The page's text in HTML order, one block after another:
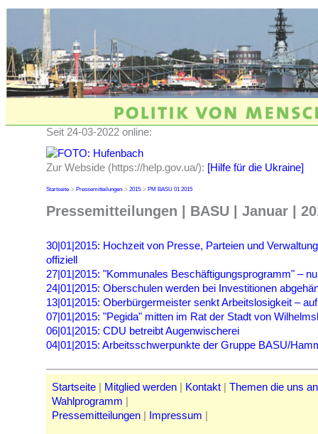
Seit 24-03-2022 online:
Zur Webside (https://help.gov.ua/): [Hilfe für die Ukraine]
Startseite-> Pressemitteilungen-> 2015-> PM BASU 01 2015
Pressemitteilungen | BASU | Januar |
30|01|2015: Hochzeit von Presse, Parteien und
offiziell
27|01|2015: "Kommunales Beschäftigungsprogramm" –
24|01|2015: Oberschulen werden bei Investitionen
13|01|2015: Oberbürgermeister senkt Arbeitslosigkeit –
07|01|2015: "Pegida" mitten im Rat der Stadt von
06|01|2015: CDU betreibt Augenwischerei
04|01|2015: Arbeitsschwerpunkte der Gruppe BASU/
Startseite | Mitglied werden | Kontakt | Themen die uns
Wahlprogramm |
Pressemitteilungen | Impressum |